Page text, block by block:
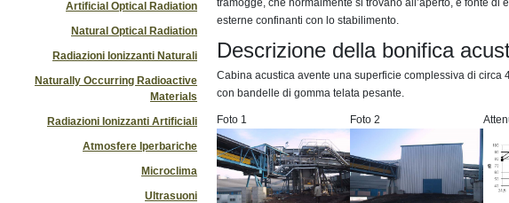
Artificial Optical Radiation
Natural Optical Radiation
Radiazioni Ionizzanti Naturali
Naturally Occurring Radioactive
Materials
Radiazioni Ionizzanti Artificiali
Atmosfere Iperbariche
Microclima
Ultrasuoni
tramogge, che normalmente si trovano all’aperto, è fonte
esterne confinanti con lo stabilimento.
Descrizione della bonifica
Cabina acustica avente una superficie complessiva di
con bandelle di gomma telata pesante.
Foto 1 Foto 2